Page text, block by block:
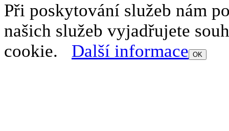
Při poskytování služeb nám
našich služeb vyjadřujete
cookie. Další informace